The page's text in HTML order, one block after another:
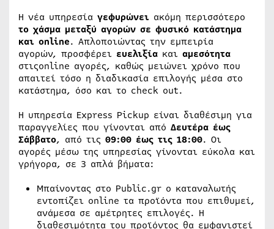
H νέα υπηρεσία γεφυρώνει ακόμη περισσότερο
το χάσμα μεταξύ αγορών σε φυσικό κατάστημα
και online. Απλοποιώντας την εμπειρία
αγορών, προσφέρει ευελιξία και αμεσότητα
στιςonline αγορές, καθώς μειώνει χρόνο που
απαιτεί τόσο η διαδικασία επιλογής μέσα στο
κατάστημα, όσο και το check out.
Η υπηρεσία Express Pickup είναι διαθέσιμη για
παραγγελίες που γίνονται από Δευτέρα έως
Σάββατο, από τις 09:00 έως τις 18:00. Οι
αγορές μέσω της υπηρεσίας γίνονται εύκολα και
γρήγορα, σε 3 απλά βήματα:
Μπαίνοντας στο Public.gr ο καταναλωτής
εντοπίζει online τα προϊόντα που επιθυμεί,
ανάμεσα σε αμέτρητες επιλογές. Η
διαθεσιμότητα του προϊόντος θα εμφανιστεί